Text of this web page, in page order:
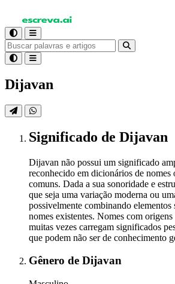
Dijavan
Significado de Dijavan
Dijavan não possui um significado
reconhecido em dicionários de nomes
comuns. Dada a sua sonoridade e
que seja uma variação moderna ou
possivelmente combinando elementos
nomes existentes. Nomes com
muitas vezes carregam significados
que podem não ser de conhecimento
Gênero de Dijavan